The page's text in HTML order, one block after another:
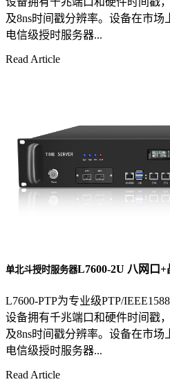
及8ns时间戳分辨率。设备在市场
电信级授时服务器...
Read Article
单北斗授时服务器L7600-2U 八网口
L7600-PTP为专业级PTP/
设备拥有千兆端口和硬件时间戳
及8ns时间戳分辨率。设备在市场
电信级授时服务器...
Read Article